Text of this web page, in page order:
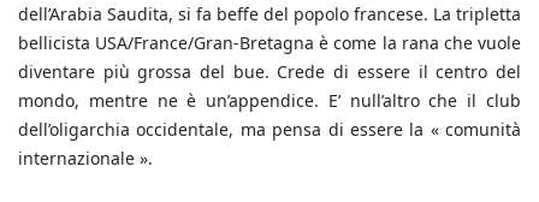
dell’Arabia Saudita, si fa beffe del popolo francese. La tripletta
bellicista USA/France/Gran-Bretagna è come la rana che vuole
diventare più grossa del bue. Crede di essere il centro del
mondo, mentre ne è un’appendice. E’ null’altro che il club
dell’oligarchia occidentale, ma pensa di essere la « comunità
internazionale ».